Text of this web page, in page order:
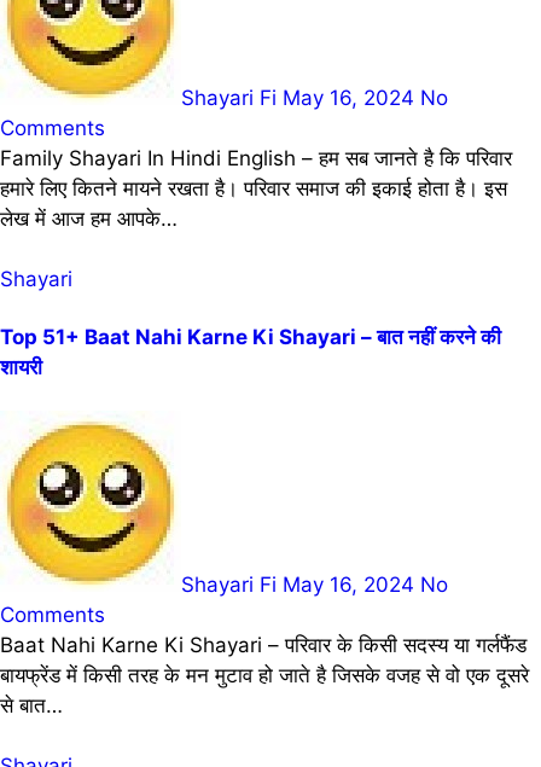
Shayari Fi May 16, 2024 No
Comments
Family Shayari In Hindi English – हम सब जानते है कि परिवार
हमारे लिए कितने मायने रखता है। परिवार समाज की इकाई होता है। इस
लेख में आज हम आपके…
Shayari
Top 51+ Baat Nahi Karne Ki Shayari – बात नहीं करने की
शायरी
Shayari Fi May 16, 2024 No
Comments
Baat Nahi Karne Ki Shayari – परिवार के किसी सदस्य या गर्लफैंड
बायफ्रेंड में किसी तरह के मन मुटाव हो जाते है जिसके वजह से वो एक दूसरे
से बात…